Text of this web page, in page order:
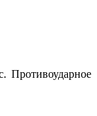
Противоударное